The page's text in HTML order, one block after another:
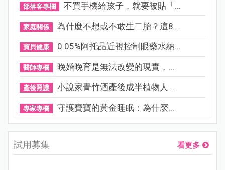
部落客專欄 不買手機給孩子，就要被貼「...
家庭關係 為什麼不想或不敢生二胎？這8...
寶貝健康 0.05%阿托品近視控制眼藥水納...
醫師專欄 晚婚晚育是無法改變的現實，...
產後照護 小說家青竹酒產後成半植物人...
專家專欄 守護寶寶的黃金睡眠：為什麼...
試用募集 看更多